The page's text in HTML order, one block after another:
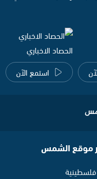
الحصاد الاخباري
استمع الآن
موقع الشمس
فلسطينية